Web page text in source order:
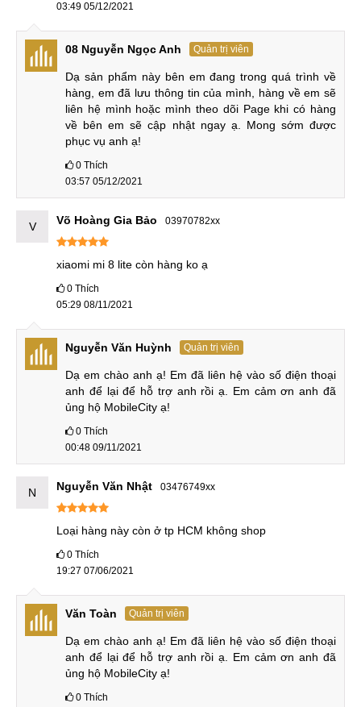
03:49 05/12/2021
08 Nguyễn Ngọc Anh Quản trị viên
Dạ sản phẩm này bên em đang trong quá trình về
hàng, em đã lưu thông tin của mình, hàng về em sẽ
liên hệ mình hoặc mình theo dõi Page khi có hàng
về bên em sẽ cập nhật ngay ạ. Mong sớm được
phục vụ anh ạ!
0 Thích
03:57 05/12/2021
V Võ Hoàng Gia Bảo 03970782xx
xiaomi mi 8 lite còn hàng ko ạ
0 Thích
05:29 08/11/2021
Nguyễn Văn Huỳnh Quản trị viên
Dạ em chào anh ạ! Em đã liên hệ vào số điện thoại
anh để lại để hỗ trợ anh rồi ạ. Em cảm ơn anh đã
ủng hộ MobileCity ạ!
0 Thích
00:48 09/11/2021
N Nguyễn Văn Nhật 03476749xx
Loại hàng này còn ở tp HCM không shop
0 Thích
19:27 07/06/2021
Văn Toàn Quản trị viên
Dạ em chào anh ạ! Em đã liên hệ vào số điện thoại
anh để lại để hỗ trợ anh rồi ạ. Em cảm ơn anh đã
ủng hộ MobileCity ạ!
0 Thích